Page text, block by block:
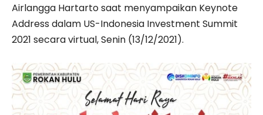
Airlangga Hartarto saat menyampaikan Keynote
Address dalam US-Indonesia Investment Summit
2021 secara virtual, Senin (13/12/2021).